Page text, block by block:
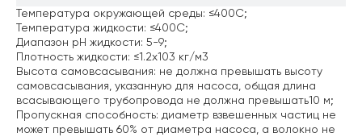
Температура окружающей среды: ≤400С;
Температура жидкости: ≤400С;
Диапазон рН жидкости: 5-9;
Плотность жидкости: ≤1.2х103 кг/м3
Высота самовсасывания: не должна превышать высоту
самовсасывания, указанную для насоса, общая длина
всасывающего трубопровода не должна превышать10 м;
Пропускная способность: диаметр взвешенных частиц не
может превышать 60% от диаметра насоса, а волокно не